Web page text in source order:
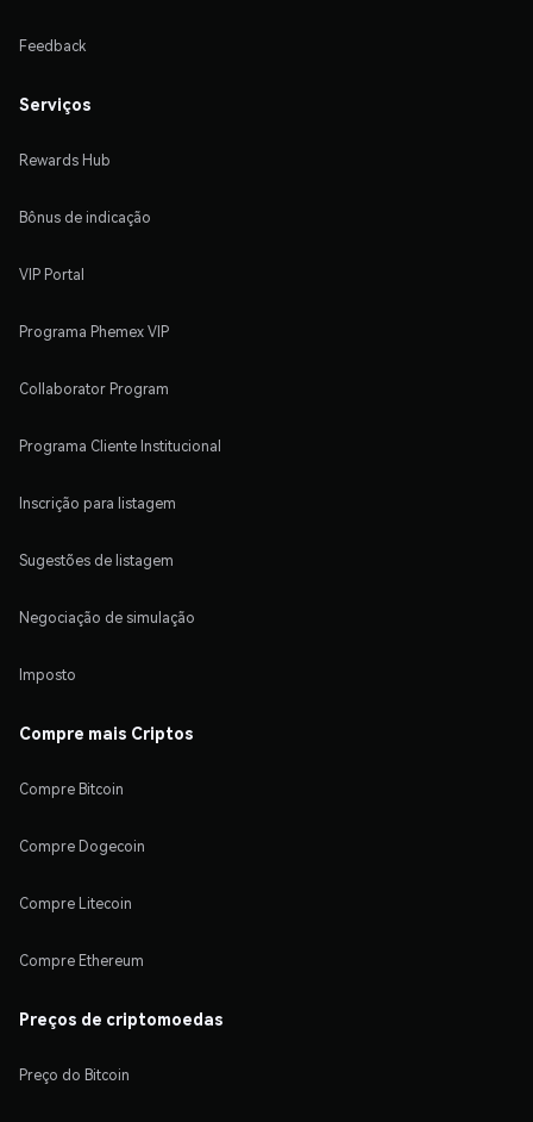
Feedback
Serviços
Rewards Hub
Bônus de indicação
VIP Portal
Programa Phemex VIP
Collaborator Program
Programa Cliente Institucional
Inscrição para listagem
Sugestões de listagem
Negociação de simulação
Imposto
Compre mais Criptos
Compre Bitcoin
Compre Dogecoin
Compre Litecoin
Compre Ethereum
Preços de criptomoedas
Preço do Bitcoin